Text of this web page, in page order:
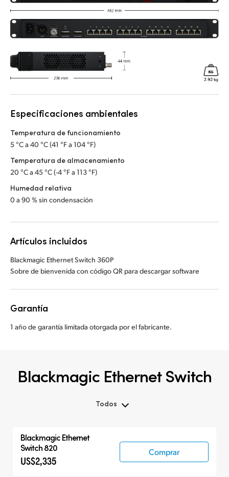
Especificaciones ambientales
Temperatura de funcionamiento
5 °C a 40 °C (41 °F a 104 °F)
Temperatura de almacenamiento
20 °C a 45 °C (-4 °F a 113 °F)
Humedad relativa
0 a 90 % sin condensación
Artículos incluidos
Blackmagic Ethernet Switch 360P
Sobre de bienvenida con código QR para descargar software
Garantía
1 año de garantía limitada otorgada por el fabricante.
Blackmagic Ethernet Switch
Todos
Blackmagic Ethernet Switch
Productos compatibles
Blackmagic Ethernet
Switch 820
US$2,335
Comprar